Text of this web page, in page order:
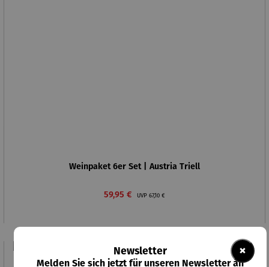
Weinpaket 6er Set | Austria Triell
Verkaufspreis:
59,95 € UVP Regulärer Preis:
67,10 €
11% gespartRabatt
×
Newsletter
Melden Sie sich jetzt für unseren Newsletter an